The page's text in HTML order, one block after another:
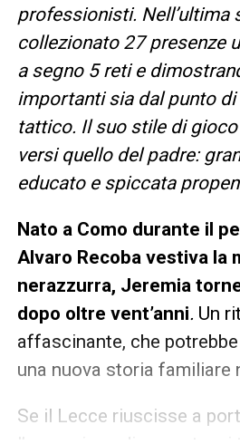
professionisti. Nell’ultima
collezionato 27 presenze
a segno 5 reti e
importanti sia dal punto
tattico. Il suo stile di
versi quello del padre:
educato e spiccata
Nato a Como durante il
Alvaro Recoba vestiva la
nerazzurra, Jeremia
dopo oltre vent’anni. Un
affascinante, che
una nuova storia familiare
Se il Lecce riuscisse a